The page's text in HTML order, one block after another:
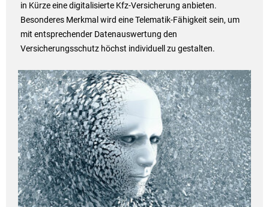
in Kürze eine digitalisierte Kfz-Versicherung anbieten.
Besonderes Merkmal wird eine Telematik-Fähigkeit sein, um
mit entsprechender Datenauswertung den
Versicherungsschutz höchst individuell zu gestalten.